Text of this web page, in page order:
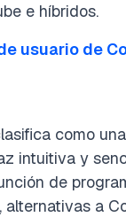
e híbridos.
usuario de
como
intuitiva y
de
alternativas a